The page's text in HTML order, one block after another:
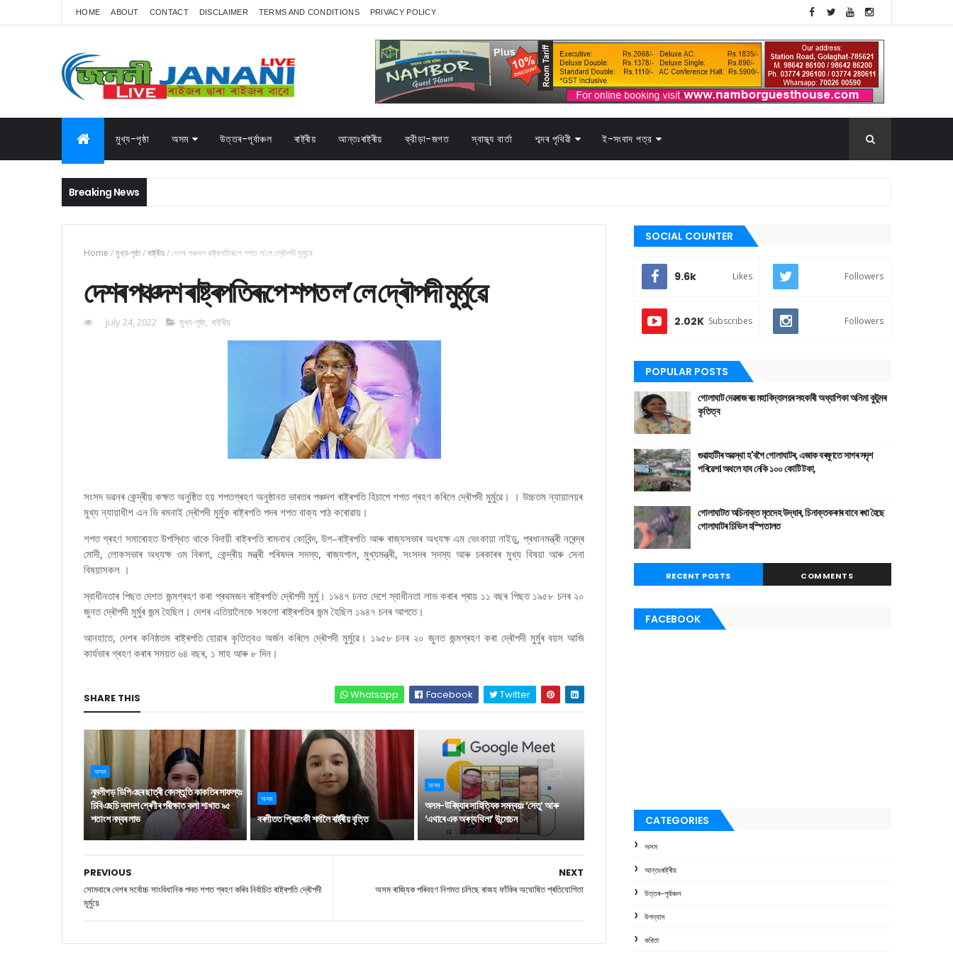
HOME ABOUT CONTACT DISCLAIMER TERMS AND CONDITIONS PRIVACY POLICY
মুখ্য-পৃষ্ঠা অসম উত্তৰ-পূৰ্বাঞ্চল ৰাষ্ট্ৰীয় আন্তঃৰাষ্ট্ৰীয় ক্রীড়া-জগত স্বাস্থ্য বাৰ্তা শব্দৰ পৃথিৱী ই-সংবাদ পত্র
Breaking News
Home /মুখ্য-পৃষ্ঠা/ৰাষ্ট্ৰীয়/দেশৰ পঞ্চদশ ৰাষ্ট্ৰপতিৰূপে শপত ল’লে দ্ৰৌপদী মুৰ্মুৱে
দেশৰ পঞ্চদশ ৰাষ্ট্ৰপতিৰূপে শপত ল’লে দ্ৰৌপদী মুৰ্মুৱে
July 24, 2022 মুখ্য-পৃষ্ঠা, ৰাষ্ট্ৰীয়
সংসদ ভৱনৰ কেন্দ্ৰীয় কক্ষত অনুষ্ঠিত হয় শপতগ্ৰহণ অনুষ্ঠানত ভাৰতৰ পঞ্চদশ ৰাষ্ট্ৰপতি হিচাপে শপত গ্ৰহণ কৰিলে দ্ৰৌপদী মুৰ্মুৱে। । উচ্চতম ন্যায়ালয়ৰ
মুখ্য ন্যায়াধীশ এন ভি ৰমনাই দ্ৰৌপদী মুৰ্মুক ৰাষ্ট্ৰপতি পদৰ শপত বাক্য পাঠ কৰোৱায়।
শপত গ্ৰহণ সমাৰোহত উপস্থিত থাকে বিদায়ী ৰাষ্ট্ৰপতি ৰামনাথ কোবিন্দ, উপ–ৰাষ্ট্ৰপতি আৰু ৰাজ্যসভাৰ অধ্যক্ষ এম ভেংকায়া নাইডু, প্ৰধানমন্ত্ৰী নৰেন্দ্ৰ
মোদী, লোকসভাৰ অধ্যক্ষ ওম বিৰলা, কেন্দ্ৰীয় মন্ত্ৰী পৰিষদৰ সদস্য, ৰাজ্যপাল, মুখ্যমন্ত্ৰী, সংসদৰ সদস্য আৰু চৰকাৰৰ মুখ্য বিষয়া আৰু সেনা
বিষয়াসকল ।
স্বাধীনতাৰ পিছত দেশত জন্মগ্ৰহণ কৰা প্ৰথমজন ৰাষ্ট্ৰপতি দ্ৰৌপদী মুৰ্মু। ১৯৪৭ চনত দেশে স্বাধীনতা লাভ কৰাৰ প্ৰায় ১১ বছৰ পিছত ১৯৫৮ চনৰ ২০
জুনত দ্ৰৌপদী মুৰ্মুৰ জন্ম হৈছিল। দেশৰ এতিয়ালৈকে সকলো ৰাষ্ট্ৰপতিৰ জন্ম হৈছিল ১৯৪৭ চনৰ আগতে।
আনহাতে, দেশৰ কনিষ্ঠতম ৰাষ্ট্ৰপতি হোৱাৰ কৃতিত্বও অৰ্জন কৰিলে দ্ৰৌপদী মুৰ্মুৱে। ১৯৫৮ চনৰ ২০ জুনত জন্মগ্ৰহণ কৰা দ্ৰৌপদী মুৰ্মুৰ বয়স আজি
কাৰ্যভাৰ গ্ৰহণ কৰাৰ সময়ত ৬৪ বছৰ, ১ মাহ আৰু ৮ দিন।
SHARE THIS Whatsapp Facebook Twitter
অসম
নুমলীগড় ডিপিএছৰ ছাত্ৰী বেদস্তুতি কাকতিৰ সাফল্যঃ
চিবিএছচি দ্বাদশ শ্ৰেণীৰ পৰীক্ষাত কলা শাখাত ৯৫
শতাংশ নম্বৰ লাভ
অসম
বৰগীতত প্ৰিয়াংকী শৰ্মালৈ ৰাষ্ট্ৰীয় বৃত্তি
অসম
অসম-উৰিষ্যাৰ সাহিত্যিক সমন্বয়ঃ ‘সেতু’ আৰু
‘এথাৰে এক অৰণ্য থিলা’ উন্মোচন
NEXT
অসম ৰাজ্যিক পৰিবহণ নিগমত চলিছে ৰাজহ ফাঁকিৰ অঘোষিত প্ৰতিযোগিতা
PREVIOUS
সোমবাৰে দেশৰ সৰ্বোচ্চ সাংবিধানিক পদত শপত গ্ৰহণ কৰিব নিৰ্বাচিত ৰাষ্ট্ৰপতি দ্ৰৌপদী
মূৰ্মুয়ে
SOCIAL COUNTER
9.6k Likes Followers
2.02K Subscribes Followers
POPULAR POSTS
গোলাঘাট দেৱৰাজ ৰয় মহাবিদ্যালয়ৰ সহকাৰী অধ্যাপিকা অনিমা কুটুমৰ
কৃতিত্ব
গুৱাহাটীৰ অৱস্থা হ'বগৈ গোলাঘাটৰ, এজাক বৰষুণতে সাগৰ সদৃশ
পৰিৱেশ। অথলে যাব নেকি ১০০ কোটি টকা,
গোলাঘাটত অচিনাক্ত মৃতদেহ উদ্ধাৰ, চিনাক্তকৰণৰ বাবে ৰখা হৈছে
গোলাঘাটৰ চিভিল হস্পিতালত
RECENT POSTS COMMENTS
FACEBOOK
CATEGORIES
অসম
আন্তঃৰাষ্ট্ৰীয়
উত্তৰ-পূৰ্বাঞ্চল
উপন্যাস
কবিতা